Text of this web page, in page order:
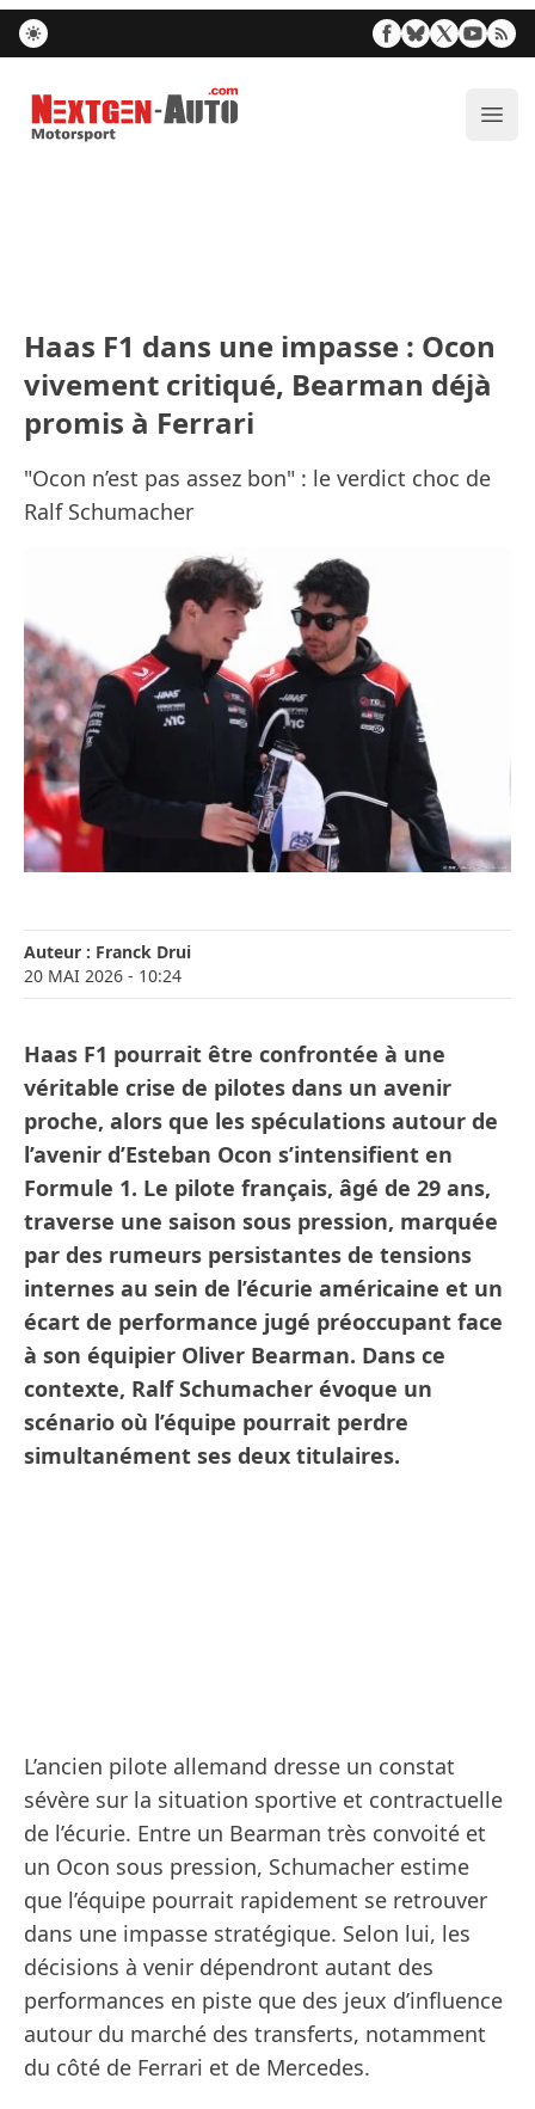
Nextgen-Auto.com
Haas F1 dans une impasse : Ocon
vivement critiqué, Bearman déjà
promis à Ferrari
"Ocon n’est pas assez bon" : le verdict choc de
Ralf Schumacher
Auteur : Franck Drui
20 MAI 2026 - 10:24
Haas F1 pourrait être confrontée à une
véritable crise de pilotes dans un avenir
proche, alors que les spéculations autour de
l’avenir d’Esteban Ocon s’intensifient en
Formule 1. Le pilote français, âgé de 29 ans,
traverse une saison sous pression, marquée
par des rumeurs persistantes de tensions
internes au sein de l’écurie américaine et un
écart de performance jugé préoccupant face
à son équipier Oliver Bearman. Dans ce
contexte, Ralf Schumacher évoque un
scénario où l’équipe pourrait perdre
simultanément ses deux titulaires.
L’ancien pilote allemand dresse un constat
sévère sur la situation sportive et contractuelle
de l’écurie. Entre un Bearman très convoité et
un Ocon sous pression, Schumacher estime
que l’équipe pourrait rapidement se retrouver
dans une impasse stratégique. Selon lui, les
décisions à venir dépendront autant des
performances en piste que des jeux d’influence
autour du marché des transferts, notamment
du côté de Ferrari et de Mercedes.